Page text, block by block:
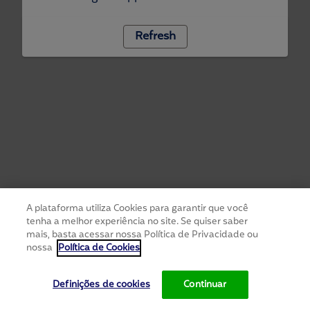
Refresh
A plataforma utiliza Cookies para garantir que você
tenha a melhor experiência no site. Se quiser saber
mais, basta acessar nossa Política de Privacidade ou
nossa Política de Cookies
Definições de cookies Continuar